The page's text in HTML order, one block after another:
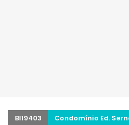
BI19403 Condomínio Ed.